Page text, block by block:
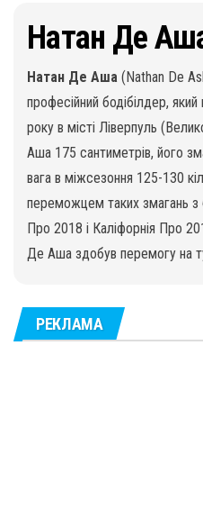
Натан Де
Натан Де Аша (Nathan De
професійний бодібілдер,
року в місті Ліверпуль
Аша 175 сантиметрів, його
вага в міжсезоння 125-130
переможцем таких змагань з
Про 2018 і Каліфорнія Про
Де Аша здобув перемогу на
РЕКЛАМА